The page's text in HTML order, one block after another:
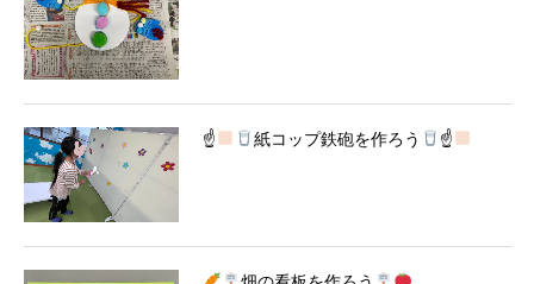
☝ 紙コップ鉄砲を作ろう ☝